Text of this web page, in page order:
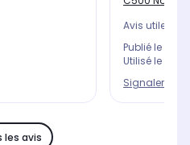
Avis utile ?
Publié le
Utilisé le
Signaler un
les avis